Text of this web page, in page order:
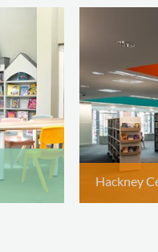
Hackney